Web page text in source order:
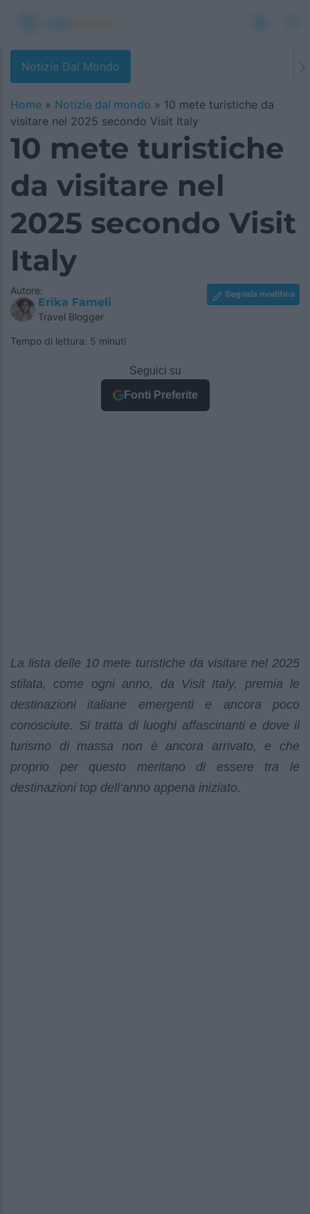
Notizie Dal Mondo
Home » Notizie dal mondo » 10 mete turistiche da
visitare nel 2025 secondo Visit Italy
10 mete turistiche
da visitare nel
2025 secondo Visit
Italy
Autore:
Erika Fameli
Travel Blogger
Segnala modifica
Tempo di lettura: 5 minuti
Seguici su
Fonti Preferite
La lista delle 10 mete turistiche da visitare nel 2025
stilata, come ogni anno, da Visit Italy, premia le
destinazioni italiane emergenti e ancora poco
conosciute. Si tratta di luoghi affascinanti e dove il
turismo di massa non è ancora arrivato, e che
proprio per questo meritano di essere tra le
destinazioni top dell’anno appena iniziato.